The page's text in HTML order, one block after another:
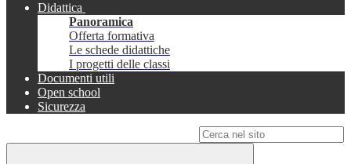
Didattica
Panoramica
Offerta formativa
Le schede didattiche
I progetti delle classi
Documenti utili
Open school
Sicurezza